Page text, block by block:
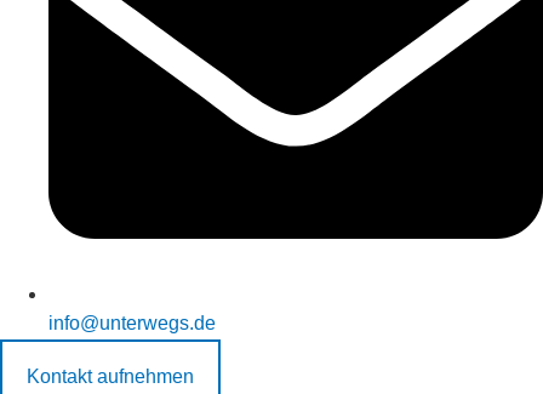
info@unterwegs.de
Kontakt aufnehmen